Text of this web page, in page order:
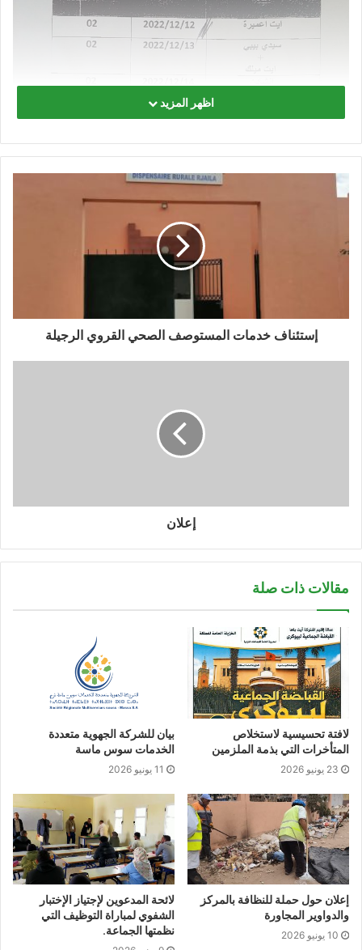
اظهر المزيد
إستئناف خدمات المستوصف الصحي القروي الرجيلة
إعلان
مقالات ذات صلة
لافتة تحسيسية لاستخلاص
المتأخرات التي بذمة الملزمين
23 يونيو 2026
بيان للشركة الجهوية متعددة
الخدمات سوس ماسة
11 يونيو 2026
إعلان حول حملة للنظافة بالمركز
والدواوير المجاورة
10 يونيو 2026
لائحة المدعوين لإجتياز الإختبار
الشفوي لمباراة التوظيف التي
نظمتها الجماعة.